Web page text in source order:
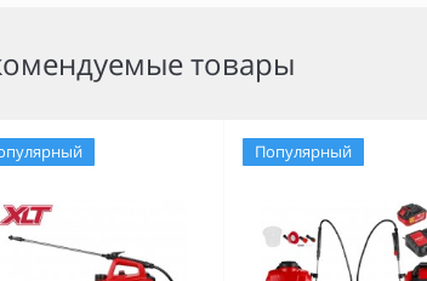
товары
Популярный